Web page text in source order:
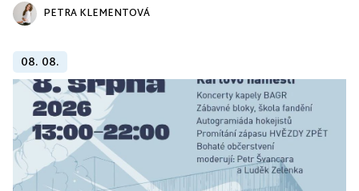
PETRA KLEMENTOVÁ
08. 08.